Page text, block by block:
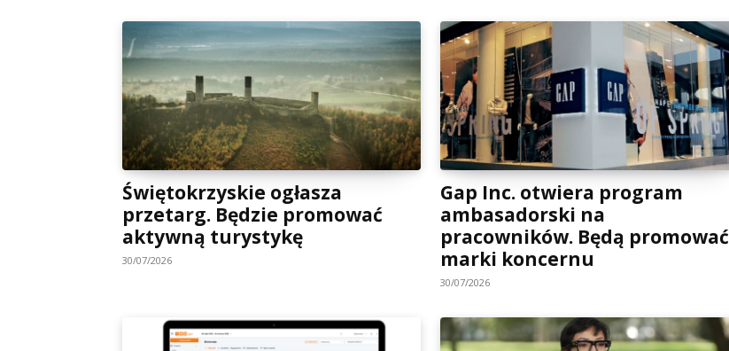
Świętokrzyskie ogłasza
przetarg. Będzie promować
aktywną turystykę
30/07/2026
Gap Inc. otwiera program
ambasadorski na
pracowników. Będą promować
marki koncernu
30/07/2026